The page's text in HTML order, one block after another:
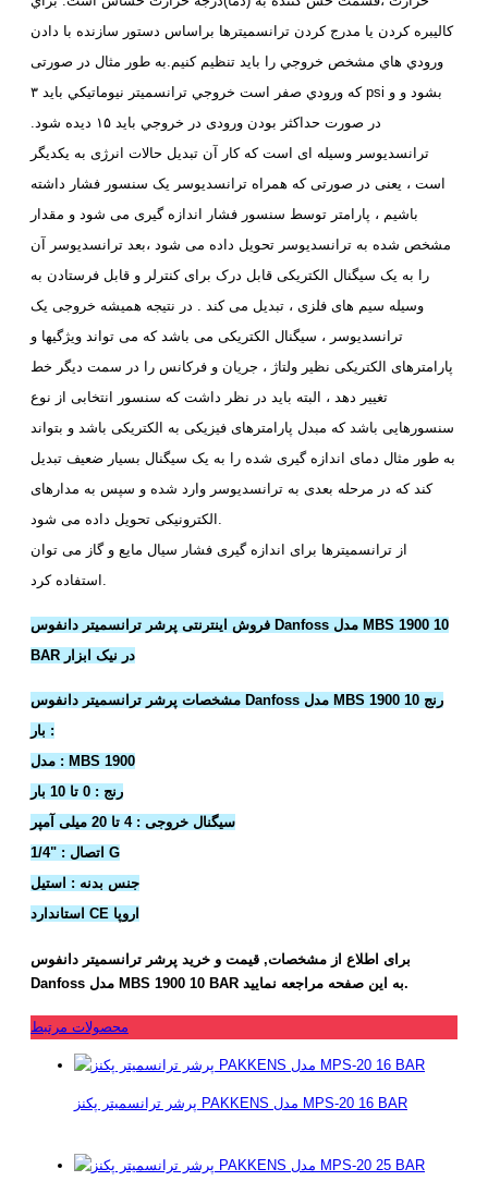
كاليبره كردن یا مدرج كردن ترانسميترها براساس دستور سازنده با دادن
ورودي هاي مشخص خروجي را باید تنظيم كنيم.به طور مثال در صورتی
که ورودي صفر است خروجي ترانسميتر نيوماتيكي بايد ۳ psi بشود و و
در صورت حداکثر بودن ورودی در خروجي بايد ۱۵ دیده شود.
ترانسدیوسر وسیله ای است که کار آن تبدیل حالات انرژی به یکدیگر
است ، یعنی در صورتی که همراه ترانسدیوسر یک سنسور فشار داشته
باشیم ، پارامتر توسط سنسور فشار اندازه گیری می شود و مقدار
مشخص شده به ترانسدیوسر تحویل داده می شود ،بعد ترانسدیوسر آن
را به یک سیگنال الکتریکی قابل درک برای کنترلر و قابل فرستادن به
وسیله سیم های فلزی ، تبدیل می کند . در نتیجه همیشه خروجی یک
ترانسدیوسر ، سیگنال الکتریکی می باشد که می تواند ویژگیها و
پارامترهای الکتریکی نظیر ولتاژ ، جریان و فرکانس را در سمت دیگر خط
تغییر دهد ، البته باید در نظر داشت که سنسور انتخابی از نوع
سنسورهایی باشد که مبدل پارامترهای فیزیکی به الکتریکی باشد و بتواند
به طور مثال دمای اندازه گیری شده را به یک سیگنال بسیار ضعیف تبدیل
کند که در مرحله بعدی به ترانسدیوسر وارد شده و سپس به مدارهای
الکترونیکی تحویل داده می شود.
از ترانسمیترها برای اندازه گیری فشار سیال مایع و گاز می توان
استفاده کرد.
فروش اینترنتی پرشر ترانسمیتر دانفوس Danfoss مدل MBS 1900 10
BAR در نیک ابزار
مشخصات پرشر ترانسمیتر دانفوس Danfoss مدل MBS 1900 رنج 10
بار :
مدل : MBS 1900
رنج : 0 تا 10 بار
سیگنال خروجی : 4 تا 20 میلی آمپر
اتصال : "1/4 G
جنس بدنه : استیل
استاندارد CE اروپا
برای اطلاع از مشخصات, قیمت و خرید پرشر ترانسمیتر دانفوس
Danfoss مدل MBS 1900 10 BAR به این صفحه مراجعه نمایید.
محصولات مرتبط
پرشر ترانسمیتر پکنز PAKKENS مدل MPS-20 16 BAR